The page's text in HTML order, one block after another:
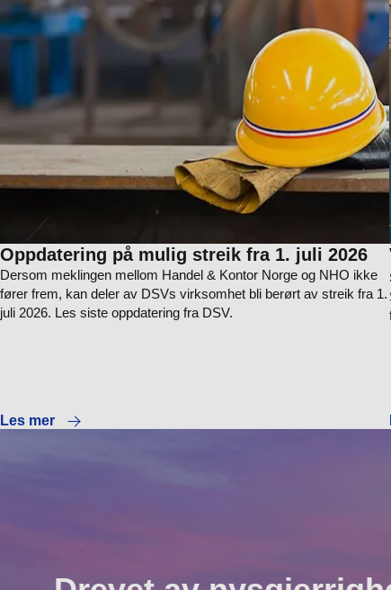
Oppdatering på mulig streik fra 1. juli 2026
Dersom meklingen mellom Handel & Kontor Norge og NHO ikke
fører frem, kan deler av DSVs virksomhet bli berørt av streik fra 1.
juli 2026. Les siste oppdatering fra DSV.
Les mer